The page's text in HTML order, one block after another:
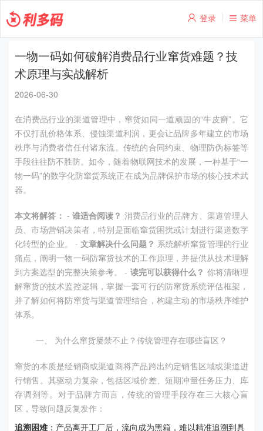
菜单
登录
一物一码如何破解消费品行业窜货难题？技
术原理与实战解析
2026-06-30
在消费品行业的渠道管理中，窜货如同一道顽固的“牛皮癣”。它
不仅打乱价格体系、侵蚀渠道利润，更会让品牌多年建立的市场
秩序与消费者信任付诸东流。传统的合同约束、物理防伪标签等
手段往往防不胜防。如今，随着物联网技术的发展，一种基于“一
物一码”的数字化防窜货系统正在成为品牌保护市场的核心技术武
器。
本文将解答： - 谁适合阅读？ 消费品行业的品牌方、渠道管理人
员、市场营销决策者，特别是面临窜货困扰或计划进行渠道数字
化转型的企业。 - 文章解决什么问题？ 系统解析窜货管理的行业
痛点，阐明一物一码防窜货技术的工作原理，并提供从技术理解
到方案选型的完整决策参考。 - 读完可以获得什么？ 你将清晰理
解窜货的技术监控逻辑，掌握一套可行的防窜货系统评估框架，
并了解如何将防窜货与渠道管理结合，构建主动的市场秩序维护
体系。
一、 为什么窜货屡禁不止？传统管理存在哪些盲区？
窜货的本质是经销商或渠道商将产品跨出约定销售区域或渠道进
行销售。其驱动力复杂，包括区域价差、短期冲量任务压力、库
存调剂等。对于品牌方而言，传统的管理手段存在三大核心盲
区，导致问题反复发作：
追溯困难：产品离开工厂后，流向成为黑箱，难以精准追溯到具